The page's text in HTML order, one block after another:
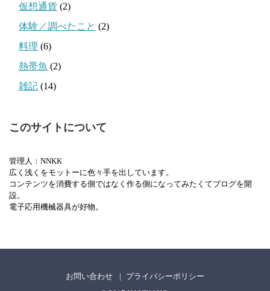
仮想通貨 (2)
体験／調べたこと (2)
料理 (6)
熱帯魚 (2)
雑記 (14)
このサイトについて
管理人：NNKK
広く浅くをモットーに色々手を出しています。
コンテンツを消費する側ではなく作る側になってみたくてブログを開
設。
電子応用機械器具が好物。
お問い合わせ プライバシーポリシー